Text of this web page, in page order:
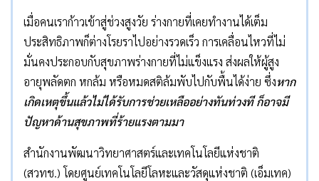
เมื่อคนเราก้าวเข้าสู่ช่วงสูงวัย ร่างกายที่เคยทำงานได้เต็ม
ประสิทธิภาพก็ต่างโรยราไปอย่างรวดเร็ว การเคลื่อนไหวที่ไม่
มั่นคงประกอบกับสุขภาพร่างกายที่ไม่แข็งแรง ส่งผลให้ผู้สูง
อายุพลัดตก หกล้ม หรือหมดสติล้มพับไปกับพื้นได้ง่าย ซึ่งหาก
เกิดเหตุขึ้นแล้วไม่ได้รับการช่วยเหลืออย่างทันท่วงที ก็อาจมี
ปัญหาด้านสุขภาพที่ร้ายแรงตามมา
สำนักงานพัฒนาวิทยาศาสตร์และเทคโนโลยีแห่งชาติ
(สวทช.) โดยศูนย์เทคโนโลยีโลหะและวัสดุแห่งชาติ (เอ็มเทค)